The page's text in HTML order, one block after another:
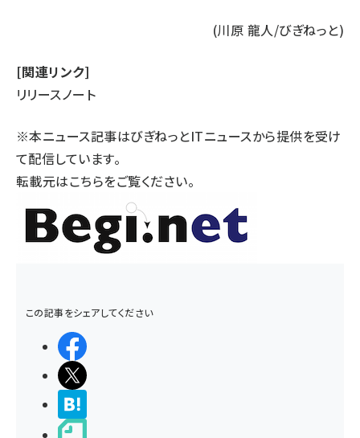
(川原 龍人/びぎねっと)
[関連リンク]
リリースノート
※本ニュース記事はびぎねっとITニュースから提供を受け
て配信しています。
転載元はこちらをご覧ください。
この記事をシェアしてください